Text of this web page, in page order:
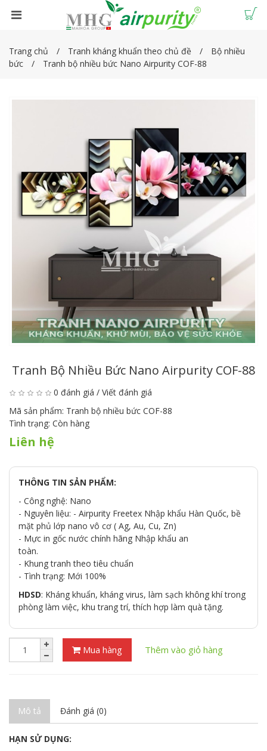
Trang chủ Tranh kháng khuẩn theo chủ đề
Bộ nhiều
bức
Tranh bộ nhiều bức Nano Airpurity COF-88
Tranh Bộ Nhiều Bức Nano Airpurity COF-88
0 đánh giá / Viết đánh giá
Mã sản phẩm: Tranh bộ nhiều bức COF-88
Tình trạng: Còn hàng
Liên hệ
THÔNG TIN SẢN PHẨM:
- Công nghệ: Nano
- Nguyên liệu: - Airpurity Freetex Nhập khẩu Hàn Quốc, bề
mặt phủ lớp nano vô cơ ( Ag, Au, Cu, Zn)
- Mực in gốc nước chính hãng Nhập khẩu an
toàn.
- Khung tranh theo tiêu chuẩn
- Tình trạng: Mới 100%
HDSD: Kháng khuẩn, kháng virus, làm sạch không khí trong
phòng làm việc, khu trang trí, thích hợp làm quà tặng.
Mua hàng Thêm vào giỏ hàng
Mô tả Đánh giá (0)
HẠN SỬ DỤNG: